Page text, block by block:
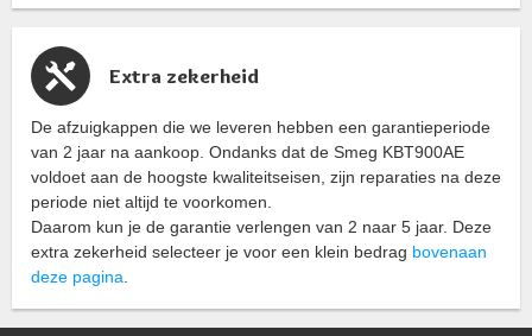
Extra zekerheid
De afzuigkappen die we leveren hebben een garantieperiode
van 2 jaar na aankoop. Ondanks dat de Smeg KBT900AE
voldoet aan de hoogste kwaliteitseisen, zijn reparaties na deze
periode niet altijd te voorkomen.
Daarom kun je de garantie verlengen van 2 naar 5 jaar. Deze
extra zekerheid selecteer je voor een klein bedrag bovenaan
deze pagina.